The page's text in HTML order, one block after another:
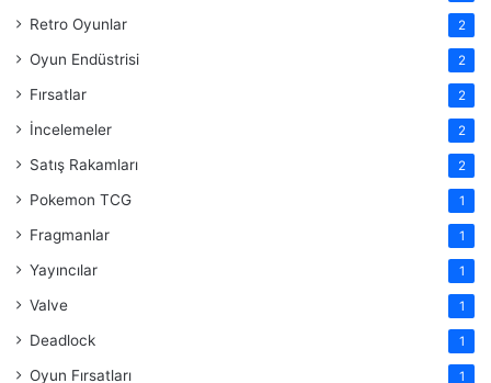
Retro Oyunlar 2
Oyun Endüstrisi 2
Fırsatlar 2
İncelemeler 2
Satış Rakamları 2
Pokemon TCG 1
Fragmanlar 1
Yayıncılar 1
Valve 1
Deadlock 1
Oyun Fırsatları 1